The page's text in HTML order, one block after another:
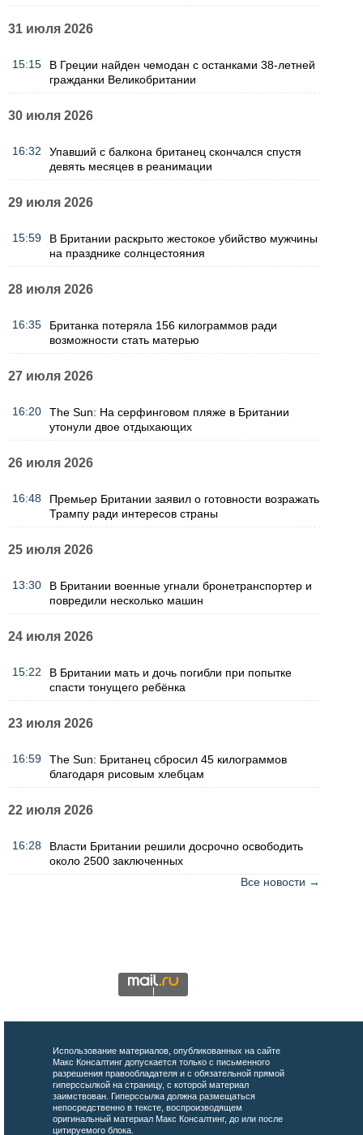
31 июля 2026
15:15
В Греции найден чемодан с останками 38-летней
гражданки Великобритании
30 июля 2026
16:32
Упавший с балкона британец скончался спустя
девять месяцев в реанимации
29 июля 2026
15:59
В Британии раскрыто жестокое убийство мужчины
на празднике солнцестояния
28 июля 2026
16:35
Британка потеряла 156 килограммов ради
возможности стать матерью
27 июля 2026
16:20
The Sun: На серфинговом пляже в Британии
утонули двое отдыхающих
26 июля 2026
16:48
Премьер Британии заявил о готовности возражать
Трампу ради интересов страны
25 июля 2026
13:30
В Британии военные угнали бронетранспортер и
повредили несколько машин
24 июля 2026
15:22
В Британии мать и дочь погибли при попытке
спасти тонущего ребёнка
23 июля 2026
16:59
The Sun: Британец сбросил 45 килограммов
благодаря рисовым хлебцам
22 июля 2026
16:28
Власти Британии решили досрочно освободить
около 2500 заключенных
Все новости →
Использование материалов, опубликованных на сайте
Макс Консалтинг допускается только с письменного
разрешения правообладателя и с обязательной прямой
гиперссылкой на страницу, с которой материал
заимствован. Гиперссылка должна размещаться
непосредственно в тексте, воспроизводящем
оригинальный материал Макс Консалтинг, до или после
цитируемого блока.